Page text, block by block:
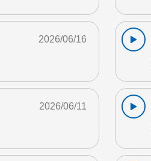
2026/06/16
2026/06/11